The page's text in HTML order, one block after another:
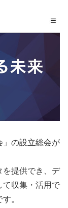
」の設立総会が
を提供でき、デ
て収集・活用で
。